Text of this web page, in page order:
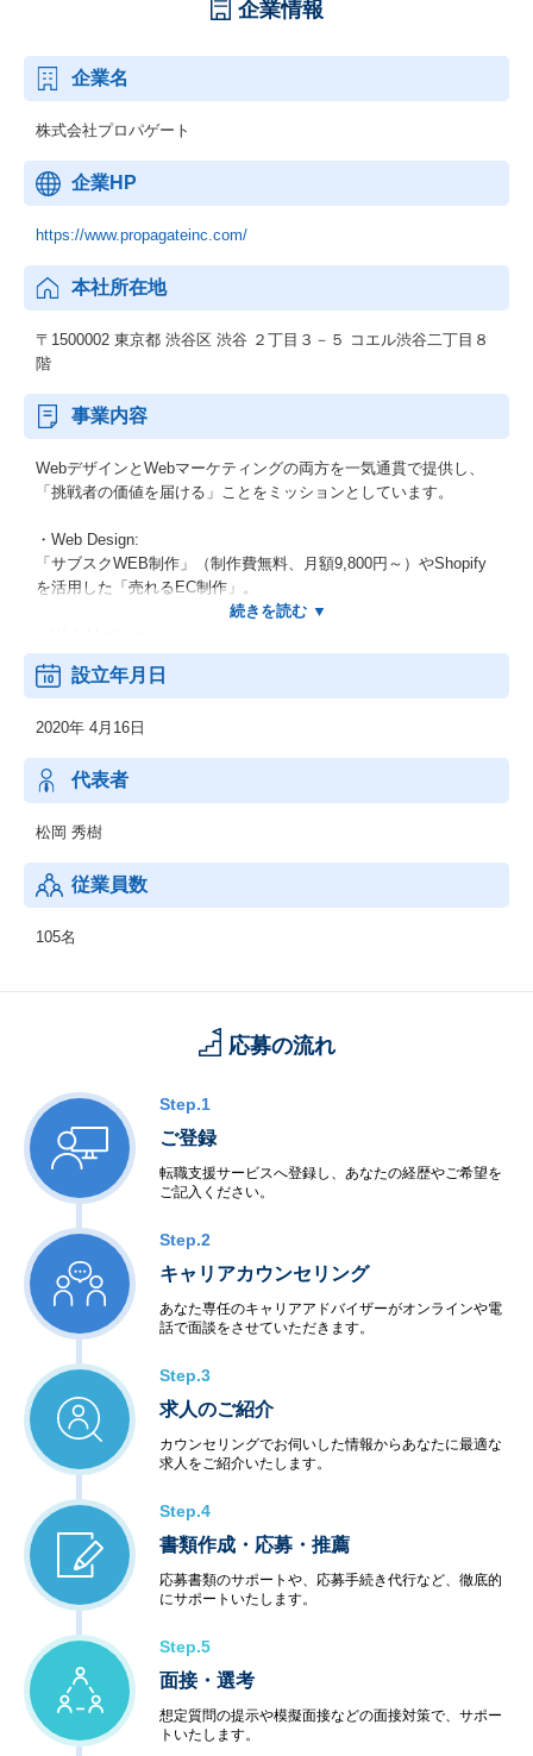
企業情報
企業名
株式会社プロパゲート
企業HP
https://www.propagateinc.com/
本社所在地
〒1500002 東京都 渋谷区 渋谷 ２丁目３－５ コエル渋谷二丁目８
階
事業内容
WebデザインとWebマーケティングの両方を一気通貫で提供し、
「挑戦者の価値を届ける」ことをミッションとしています。
・Web Design:
「サブスクWEB制作」（制作費無料、月額9,800円～）やShopify
を活用した「売れるEC制作」。
「集客エージェント」
「SPARK BUZZ」
「スマートSEO」
「採用DX」
設立年月日
2020年 4月16日
代表者
松岡 秀樹
従業員数
105名
応募の流れ
Step.1
ご登録
転職支援サービスへ登録し、あなたの経歴やご希望を
ご記入ください。
Step.2
キャリアカウンセリング
あなた専任のキャリアアドバイザーがオンラインや電
話で面談をさせていただきます。
Step.3
求人のご紹介
カウンセリングでお伺いした情報からあなたに最適な
求人をご紹介いたします。
Step.4
書類作成・応募・推薦
応募書類のサポートや、応募手続き代行など、徹底的
にサポートいたします。
Step.5
面接・選考
想定質問の提示や模擬面接などの面接対策で、サポー
トいたします。